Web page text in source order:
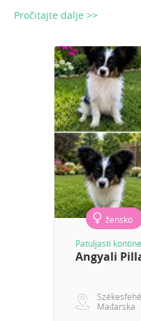
Pročitajte dalje >>
žensko
Patuljasti
Angyali
Mađarska